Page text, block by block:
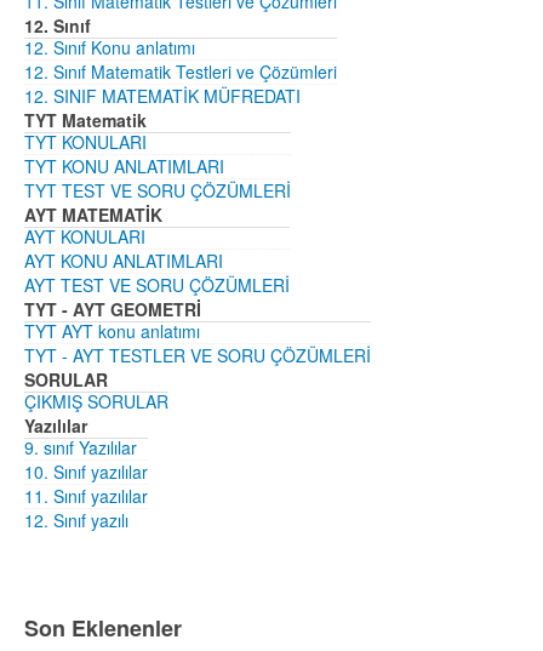
12. Sınıf
12. Sınıf Konu anlatımı
12. Sınıf Matematik Testleri ve Çözümleri
12. SINIF MATEMATİK MÜFREDATI
TYT Matematik
TYT KONULARI
TYT KONU ANLATIMLARI
TYT TEST VE SORU ÇÖZÜMLERİ
AYT MATEMATİK
AYT KONULARI
AYT KONU ANLATIMLARI
AYT TEST VE SORU ÇÖZÜMLERİ
TYT - AYT GEOMETRİ
TYT AYT konu anlatımı
TYT - AYT TESTLER VE SORU ÇÖZÜMLERİ
SORULAR
ÇIKMIŞ SORULAR
Yazılılar
9. sınıf Yazılılar
10. Sınıf yazılılar
11. Sınıf yazılılar
12. Sınıf yazılı
Son Eklenenler